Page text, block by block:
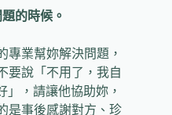
的時候。
專業幫妳解決問題，
要說「不用了，我自
」，請讓他協助妳，
是事後感謝對方、珍